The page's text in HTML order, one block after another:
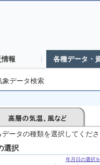
情報 各種データ・
象データ検索
ータの種類を選択してくだ
選択
年月日の選択